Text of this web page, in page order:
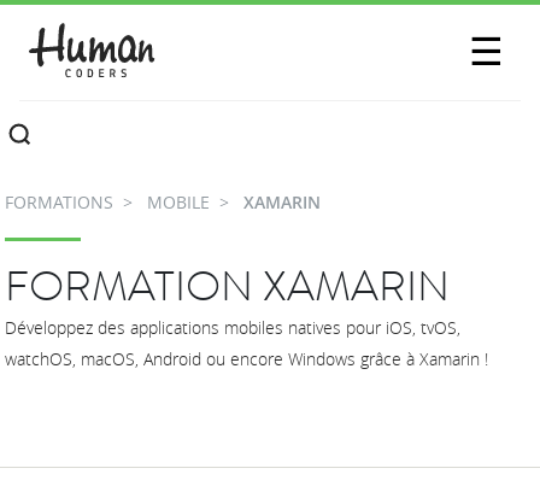
☰
CONTACTEZ-NOUS
FORMATIONS MOBILE XAMARIN
FORMATION XAMARIN
Développez des applications mobiles natives pour iOS, tvOS,
watchOS, macOS, Android ou encore Windows grâce à Xamarin !